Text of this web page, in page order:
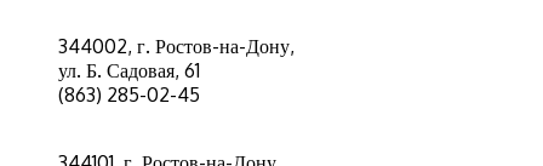
344002, г. Ростов-на-Дону,
ул. Б. Садовая, 61
(863) 285-02-45